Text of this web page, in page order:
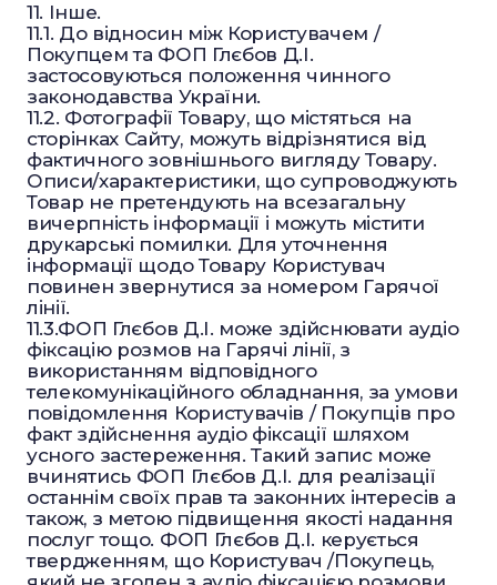
11. Інше.
11.1. До відносин між Користувачем /
Покупцем та ФОП Глєбов Д.І.
застосовуються положення чинного
законодавства України.
11.2. Фотографії Товару, що містяться на
сторінках Сайту, можуть відрізнятися від
фактичного зовнішнього вигляду Товару.
Описи/характеристики, що супроводжують
Товар не претендують на всезагальну
вичерпність інформації і можуть містити
друкарські помилки. Для уточнення
інформації щодо Товару Користувач
повинен звернутися за номером Гарячої
лінії.
11.3.ФОП Глєбов Д.І. може здійснювати аудіо
фіксацію розмов на Гарячі лінії, з
використанням відповідного
телекомунікаційного обладнання, за умови
повідомлення Користувачів / Покупців про
факт здійснення аудіо фіксації шляхом
усного застереження. Такий запис може
вчинятись ФОП Глєбов Д.І. для реалізації
останнім своїх прав та законних інтересів а
також, з метою підвищення якості надання
послуг тощо. ФОП Глєбов Д.І. керується
твердженням, що Користувач /Покупець,